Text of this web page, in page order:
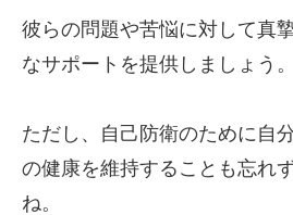
彼らの問題や苦悩に対して真
なサポートを提供しましょう。
ただし、自己防衛のために自
の健康を維持することも忘れ
ね。